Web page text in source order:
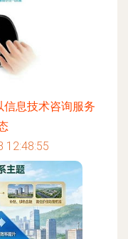
息技术咨询服务
12:48:55